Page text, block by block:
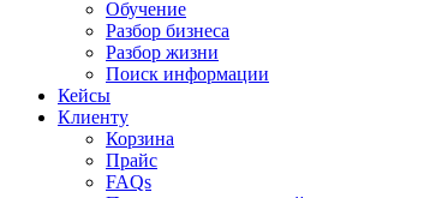
Обучение
Разбор бизнеса
Разбор жизни
Поиск информации
Кейсы
Клиенту
Корзина
Прайс
FAQs